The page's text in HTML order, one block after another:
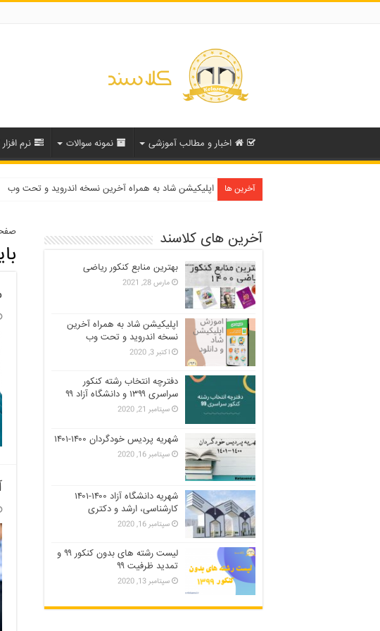
اخبار و مطالب آموزشی نمونه سوالات نرم
آخرین ها اپلیکیشن شاد به همراه آخرین نسخه اندروید و تحت وب
دفترچه انتخاب رشته کنکور سراسری ۱۳۹۹ و دانشگاه آزاد ۹۹
آخرین های کلاسند
بهترین منابع کنکور ریاضی
مارس 28, 2021
اپلیکیشن شاد به همراه آخرین
نسخه اندروید و تحت وب
اکتبر 3, 2020
دفترچه انتخاب رشته کنکور
سراسری ۱۳۹۹ و دانشگاه آزاد ۹۹
سپتامبر 21, 2020
شهریه پردیس خودگردان ۱۴۰۰-۱۴۰۱
سپتامبر 16, 2020
شهریه دانشگاه آزاد ۱۴۰۰-۱۴۰۱
کارشناسی، ارشد و دکتری
سپتامبر 16, 2020
لیست رشته های بدون کنکور ۹۹ و
تمدید ظرفیت ۹۹
سپتامبر 13, 2020